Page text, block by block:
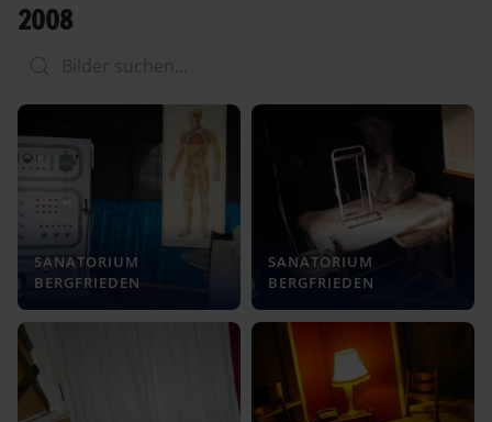
2008
SANATORIUM
BERGFRIEDEN
SANATORIUM
BERGFRIEDEN